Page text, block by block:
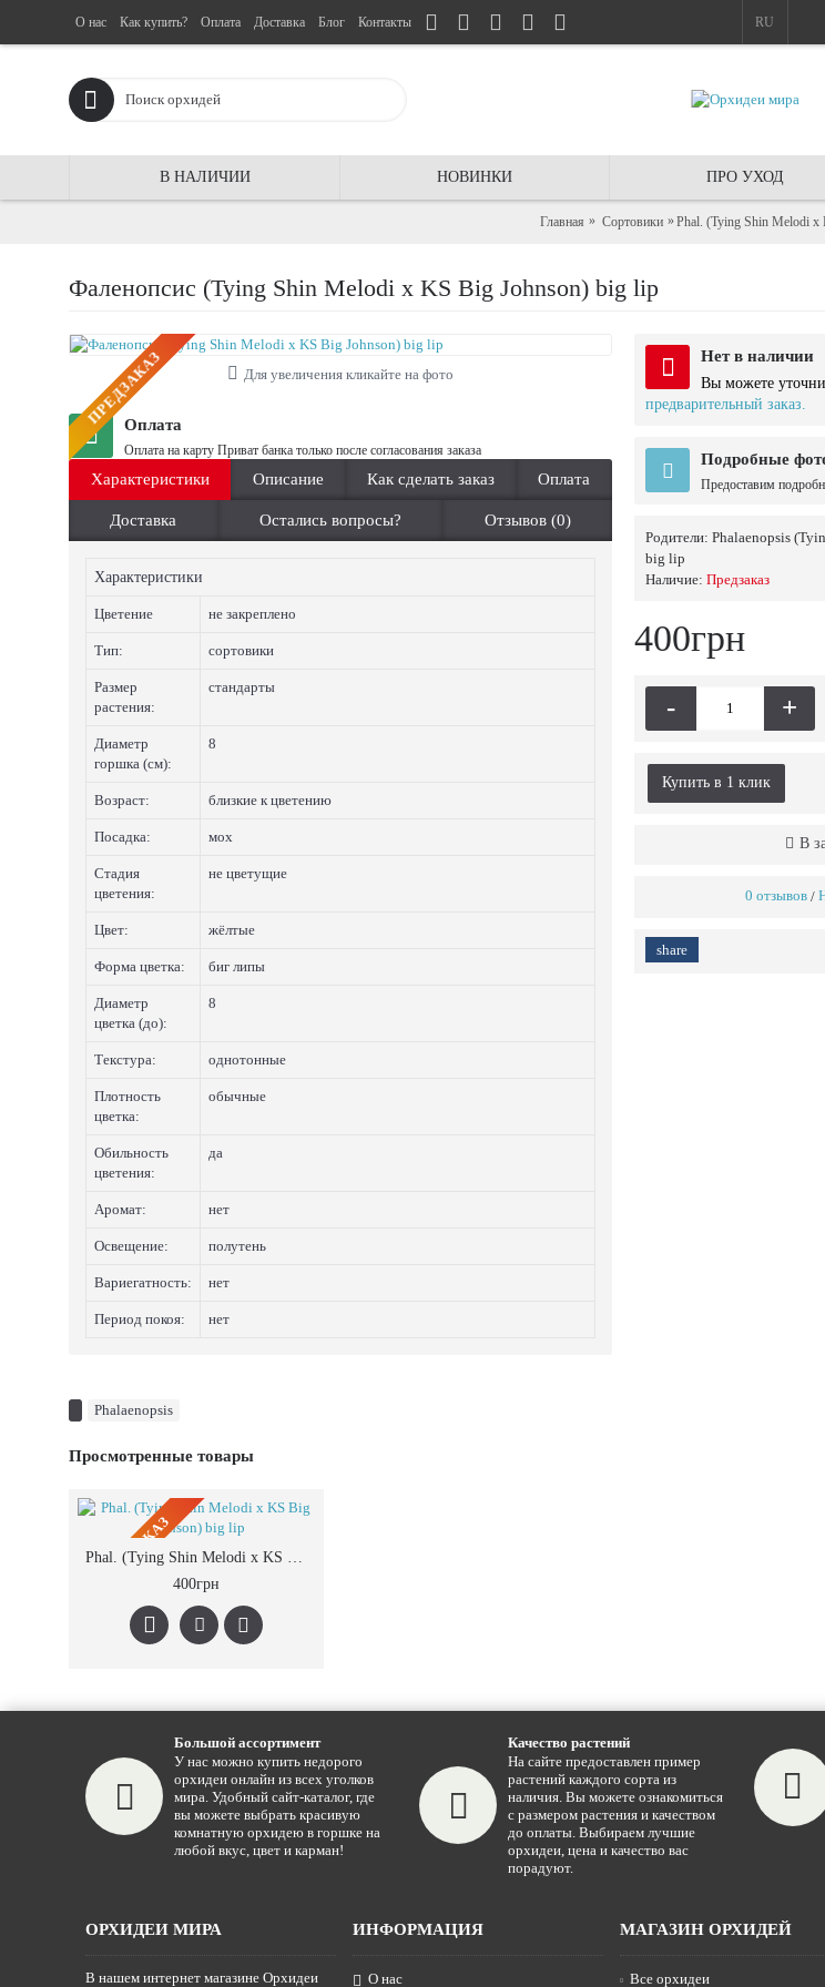
О нас Как купить? Оплата Доставка Блог Контакты RU
В НАЛИЧИИ НОВИНКИ ПРО УХОД
Главная Сортовики Phal. (Tying Shin Melodi
Фаленопсис (Tying Shin Melodi x KS Big Johnson) big lip
ПРЕДЗАКАЗ Для увеличения кликайте на фото
Оплата
Оплата на карту Приват банка только после согласования заказа
Характеристики Описание Как сделать заказ Оплата
Доставка Остались вопросы? Отзывов (0)
Характеристики
Цветение не закреплено
Тип: сортовики
Размер
растения:
стандарты
Диаметр
горшка (см):
8
Возраст: близкие к цветению
Посадка: мох
Стадия
цветения:
не цветущие
Цвет: жёлтые
Форма цветка: биг липы
Диаметр
цветка (до):
8
Текстура: однотонные
Плотность
цветка:
обычные
Обильность
цветения:
да
Аромат: нет
Освещение: полутень
Вариегатность: нет
Период покоя: нет
Нет в наличии
Вы можете
предварительный заказ.
Подробные
Предоставим
Родители: Phalaenopsis
big lip
Наличие: Предзаказ
400грн
- +
Купить в 1 клик
В
0 отзывов /
share
Phalaenopsis
Просмотренные товары
ПРЕДЗАКАЗ
Phal. (Tying Shin Melodi x KS Big Johnson) big lip
400грн
Большой ассортимент
У нас можно купить недорого
орхидеи онлайн из всех уголков
мира. Удобный сайт-каталог, где
вы можете выбрать красивую
комнатную орхидею в горшке на
любой вкус, цвет и карман!
Качество растений
На сайте предоставлен пример
растений каждого сорта из
наличия. Вы можете ознакомиться
с размером растения и качеством
до оплаты. Выбираем лучшие
орхидеи, цена и качество вас
порадуют.
ОРХИДЕИ МИРА
В нашем интернет магазине Орхидеи
ИНФОРМАЦИЯ
О нас
МАГАЗИН ОРХИДЕЙ
Все орхидеи